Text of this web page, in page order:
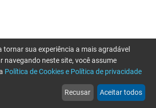
web
Notícias
more_horiz
Mais
tornar sua experiência a mais agradável
navegando neste site, você assume
Política de Cookies e Política de privacidade
Recusar Aceitar todos
por favor tente novamente